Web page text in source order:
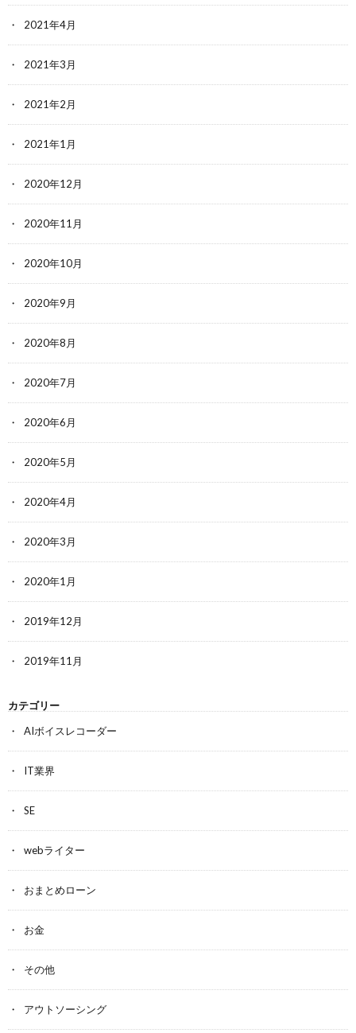
2021年4月
2021年3月
2021年2月
2021年1月
2020年12月
2020年11月
2020年10月
2020年9月
2020年8月
2020年7月
2020年6月
2020年5月
2020年4月
2020年3月
2020年1月
2019年12月
2019年11月
カテゴリー
AIボイスレコーダー
IT業界
SE
webライター
おまとめローン
お金
その他
アウトソーシング